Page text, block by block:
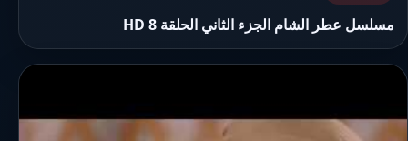
مسلسل عطر الشام الجزء الثاني الحلقة 8 HD